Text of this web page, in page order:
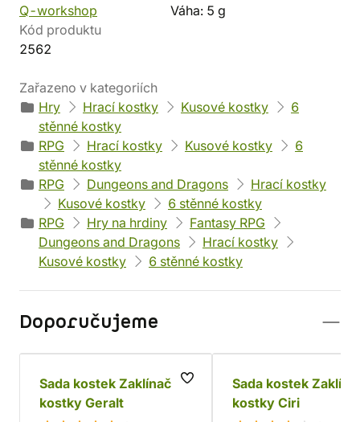
Q-workshop
Váha: 5 g
Kód produktu
2562
Zařazeno v kategoriích
Hry
Hrací kostky Kusové kostky
6
stěnné kostky
RPG
Hrací kostky Kusové kostky
6
stěnné kostky
RPG
Dungeons and Dragons
Hrací kostky
Kusové kostky
6 stěnné kostky
RPG
Hry na hrdiny
Fantasy RPG
Dungeons and Dragons
Hrací kostky
Kusové kostky
6 stěnné kostky
Doporučujeme
Sada kostek Zaklínač -
kostky Geralt
Sada kostek
kostky Ciri